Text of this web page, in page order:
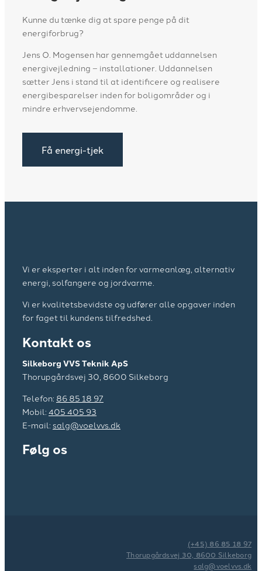
​Kunne du tænke dig at spare penge på dit
energiforbrug?
​Jens O. Mogensen har gennemgået uddannelsen
energivejledning – installationer. Uddannelsen
sætter Jens i stand til at identificere og realisere
energibesparelser inden for boligområder og i
mindre erhvervsejendomme.
Få energi-tjek
Vi er eksperter i alt inden for varmeanlæg, alternativ
energi, solfangere og jordvarme.​
Vi er kvalitetsbevidste og udfører alle opgaver inden
for faget til kundens tilfredshed.
Kontakt os
Silkeborg VVS Teknik ApS
​​Thorupgårdsvej 30, 8600 Silkeborg
Telefon: 86 85 18 97
Mobil: 405 405 93
E-mail: salg@voelvvs.dk
Følg os
(+45) 86 85 18 97
Thorupgårdsvej 30, 8600 Silkeborg
salg@voelvvs.dk